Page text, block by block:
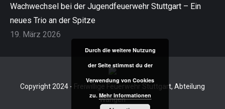
Wachwechsel bei der Jugendfeuerwehr Stuttgart – Ein
neues Trio an der Spitze
19. März 2026
Copyright 2024 - Freiwillige Feuerwehr Stuttgart, Abteilung
Wangen
Durch die weitere Nutzung
der Seite stimmst du der
Verwendung von Cookies
zu. Mehr Informationen